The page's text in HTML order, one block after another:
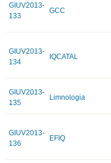
GIUV2013-
133
GCC
GIUV2013-
134
IQCATAL
GIUV2013-
135
Limnologia
GIUV2013-
136
EFIQ